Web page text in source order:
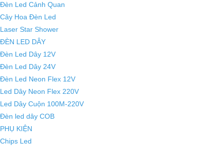
Đèn Led Cảnh Quan
Cây Hoa Đèn Led
Laser Star Shower
ĐÈN LED DÂY
Đèn Led Dây 12V
Đèn Led Dây 24V
Đèn Led Neon Flex 12V
Led Dây Neon Flex 220V
Led Dây Cuộn 100M-220V
Đèn led dây COB
PHỤ KIỆN
Chips Led